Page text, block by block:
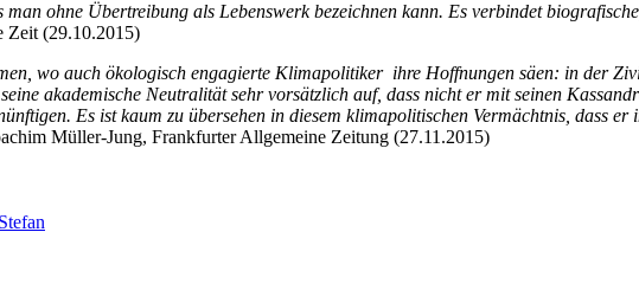
ohne Übertreibung als Lebenswerk bezeichnen kann. Es verbindet
Zeit (29.10.2015)
wo auch ökologisch engagierte Klimapolitiker ihre Hoffnungen säen: in der
akademische Neutralität sehr vorsätzlich auf, dass nicht er mit seinen
Es ist kaum zu übersehen in diesem klimapolitischen Vermächtnis, dass
Müller-Jung, Frankfurter Allgemeine Zeitung (27.11.2015)
Stefan